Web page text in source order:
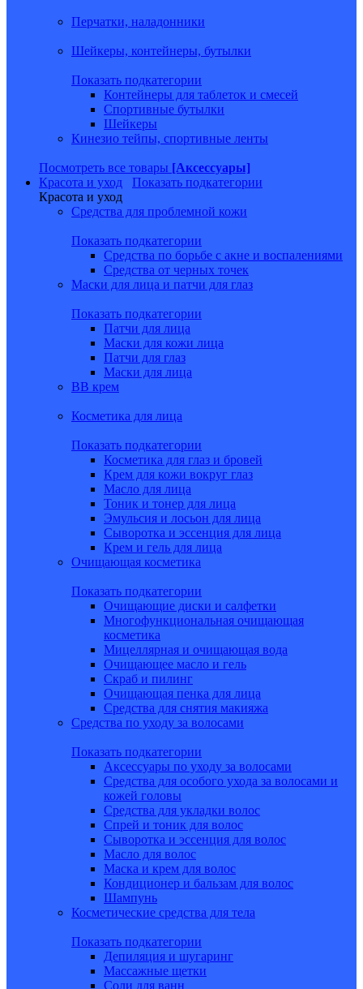
Перчатки, наладонники
Шейкеры, контейнеры, бутылки
Показать подкатегории
Контейнеры для таблеток и смесей
Спортивные бутылки
Шейкеры
Кинезио тейпы, спортивные ленты
Посмотреть все товары [Аксессуары]
Красота и уход
Показать подкатегории
Красота и уход
Средства для проблемной кожи
Показать подкатегории
Средства по борьбе с акне и воспалениями
Средства от черных точек
Маски для лица и патчи для глаз
Показать подкатегории
Патчи для лица
Маски для кожи лица
Патчи для глаз
Маски для лица
BB крем
Косметика для лица
Показать подкатегории
Косметика для глаз и бровей
Крем для кожи вокруг глаз
Масло для лица
Тоник и тонер для лица
Эмульсия и лосьон для лица
Сыворотка и эссенция для лица
Крем и гель для лица
Очищающая косметика
Показать подкатегории
Очищающие диски и салфетки
Многофункциональная очищающая
косметика
Мицеллярная и очищающая вода
Очищающее масло и гель
Скраб и пилинг
Очищающая пенка для лица
Средства для снятия макияжа
Средства по уходу за волосами
Показать подкатегории
Аксессуары по уходу за волосами
Средства для особого ухода за волосами и
кожей головы
Средства для укладки волос
Спрей и тоник для волос
Сыворотка и эссенция для волос
Масло для волос
Маска и крем для волос
Кондиционер и бальзам для волос
Шампунь
Косметические средства для тела
Показать подкатегории
Депиляция и шугаринг
Массажные щетки
Соли для ванн